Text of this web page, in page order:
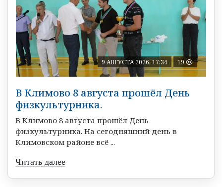
9 АВГУСТА 2026, 17:34 19
В Климово 8 августа прошёл День
физкультурника.
В Климово 8 августа прошёл День
физкультурника. На сегодняшний день в
Климовском районе всё ...
Читать далее